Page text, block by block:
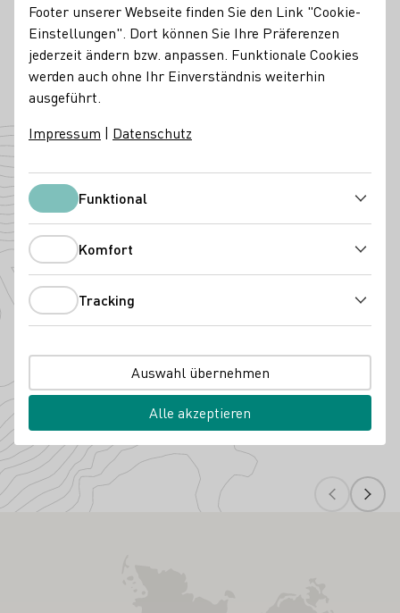
Henninger
67169 Kallstadt Weinstraße 2 Pfalz Deutschland
Telefonnummer
E-Mail-Adresse
Acolon
Footer unserer Webseite finden Sie den Link "Cookie-
Einstellungen". Dort können Sie Ihre Präferenzen
jederzeit ändern bzw. anpassen. Funktionale Cookies
werden auch ohne Ihr Einverständnis weiterhin
ausgeführt.
Impressum | Datenschutz
FunktionalFunktional
Komfort
Tracking
Auswahl übernehmen
Alle akzeptieren